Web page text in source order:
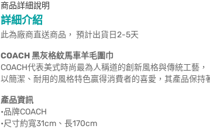
商品詳細說明
詳細介紹
此為廠商直送商品， 預計出貨日2-5天
COACH 黑灰格紋馬車羊毛圍巾
COACH代表美式時尚最為人稱道的創新風格與傳統工藝，
以簡潔、耐用的風格特色贏得消費者的喜愛，其產品保
產品資訊
•品牌COACH
•尺寸約寬31cm、長170cm